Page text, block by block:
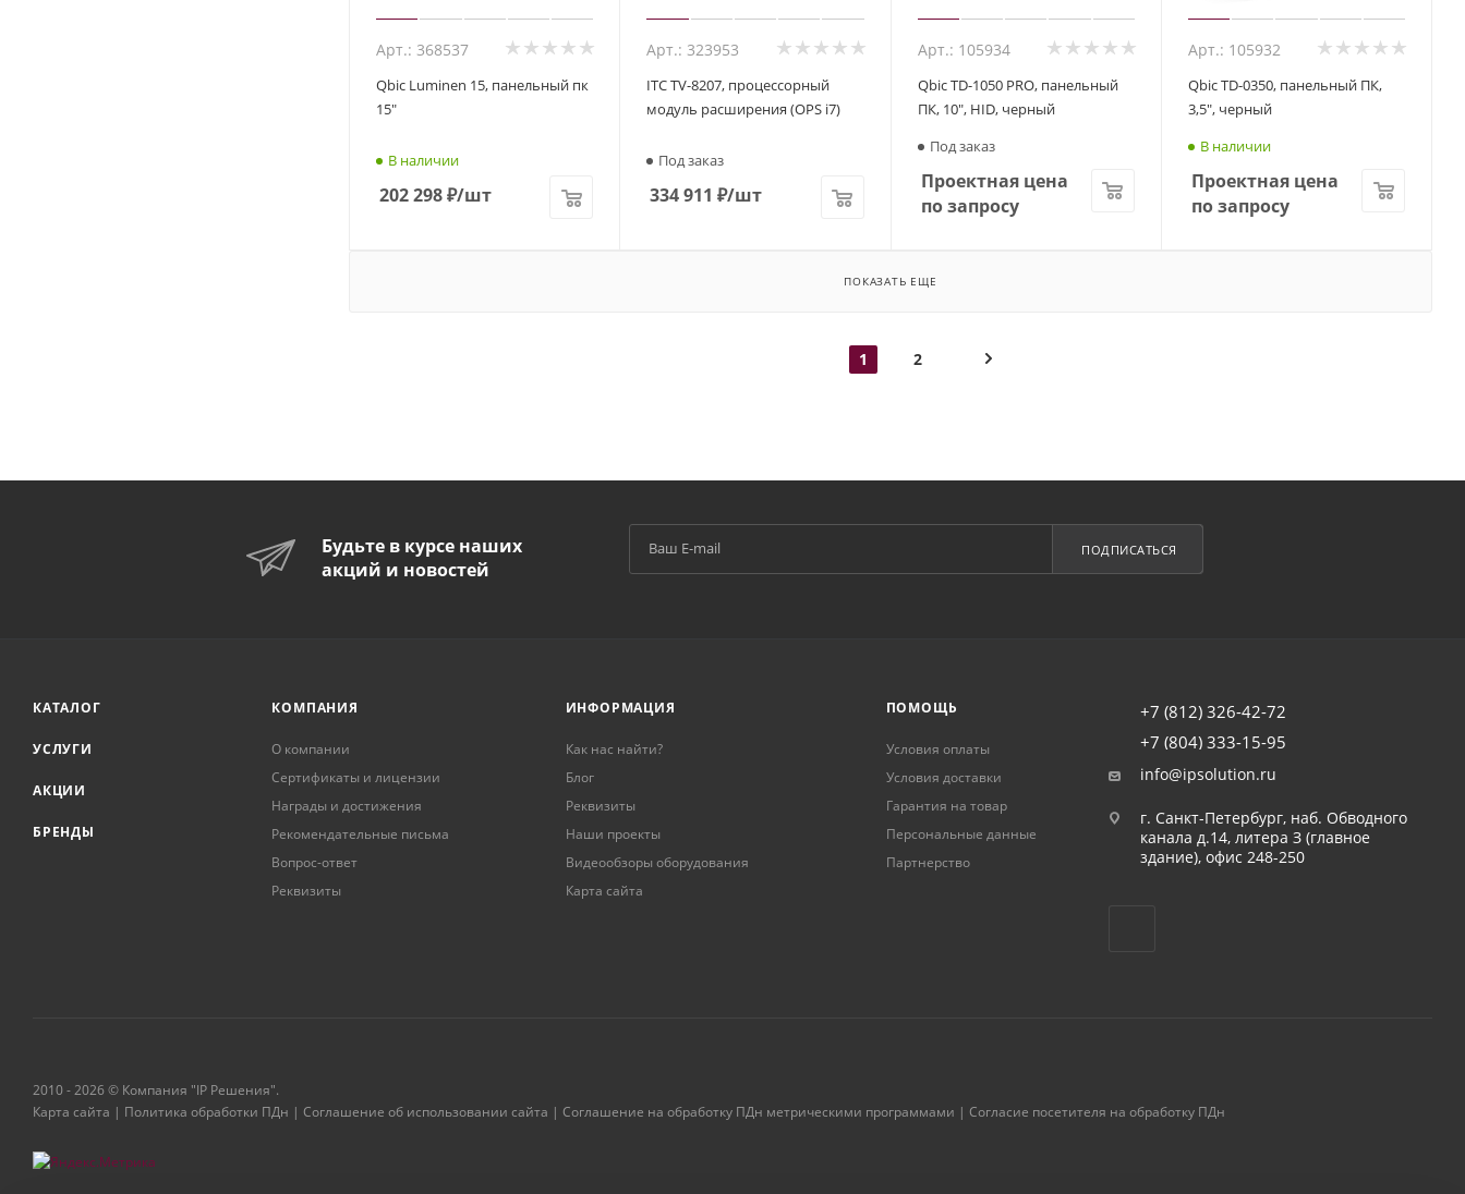
Арт.: 368537
Qbic Luminen 15, панельный пк
15"
В наличии
202 298₽/шт
Арт.: 323953
ITC TV-8207, процессорный
модуль расширения (OPS i7)
Под заказ
334 911 ₽/шт
Арт.: 105934
Qbic TD-1050 PRO, панельный
ПК, 10", HID, черный
Под заказ
Проектная цена
по запросу
Арт.: 105932
Qbic TD-0350, панельный ПК,
3,5", черный
В наличии
Проектная цена
по запросу
ПОКАЗАТЬ ЕЩЕ
1 2
Будьте в курсе наших
акций и новостей
ПОДПИСАТЬСЯ
КАТАЛОГ
УСЛУГИ
АКЦИИ
БРЕНДЫ
КОМПАНИЯ
О компании
Сертификаты и лицензии
Награды и достижения
Рекомендательные письма
Вопрос-ответ
Реквизиты
ИНФОРМАЦИЯ
Как нас найти?
Блог
Реквизиты
Наши проекты
Видеообзоры оборудования
Карта сайта
ПОМОЩЬ
Условия оплаты
Условия доставки
Гарантия на товар
Персональные данные
Партнерство
+7 (812) 326-42-72
+7 (804) 333-15-95
info@ipsolution.ru
г. Санкт-Петербург, наб. Обводного
канала д.14, литера З (главное
здание), офис 248-250
2010 - 2026 © Компания "IP Решения".
Карта сайта | Политика обработки ПДн | Соглашение об использовании сайта | Соглашение на обработку ПДн метрическими программами | Согласие посетителя на обработку ПДн